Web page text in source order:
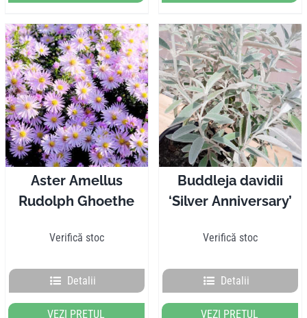
Aster Amellus
Rudolph Ghoethe
Verifică stoc
Detalii
VEZI PREȚUL
Buddleja davidii
‘Silver Anniversary’
Verifică stoc
Detalii
VEZI PREȚUL